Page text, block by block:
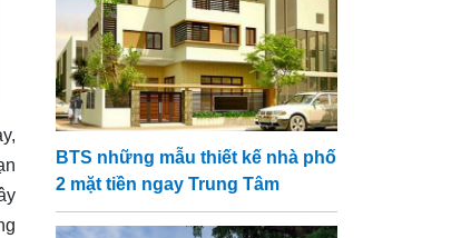
BTS những mẫu thiết kế nhà phố
2 mặt tiền ngay Trung Tâm